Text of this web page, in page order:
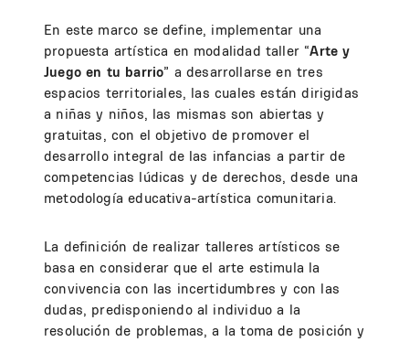
En este marco se define, implementar una
propuesta artística en modalidad taller “Arte y
Juego en tu barrio” a desarrollarse en tres
espacios territoriales, las cuales están dirigidas
a niñas y niños, las mismas son abiertas y
gratuitas, con el objetivo de promover el
desarrollo integral de las infancias a partir de
competencias lúdicas y de derechos, desde una
metodología educativa-artística comunitaria.
La definición de realizar talleres artísticos se
basa en considerar que el arte estimula la
convivencia con las incertidumbres y con las
dudas, predisponiendo al individuo a la
resolución de problemas, a la toma de posición y